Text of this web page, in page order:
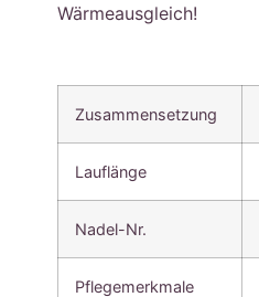
Wärmeausgleich!
Zusammensetzung
Lauflänge
Nadel-Nr.
Pflegemerkmale